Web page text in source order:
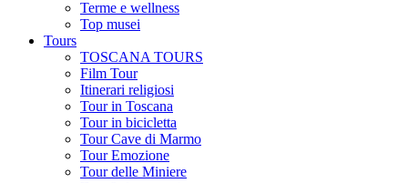
Terme e wellness
Top musei
Tours
TOSCANA TOURS
Film Tour
Itinerari religiosi
Tour in Toscana
Tour in bicicletta
Tour Cave di Marmo
Tour Emozione
Tour delle Miniere